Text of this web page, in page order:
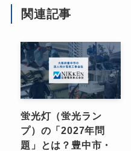
関連記事
蛍光灯（蛍光ラン
プ）の「2027年問
題」とは？豊中市・